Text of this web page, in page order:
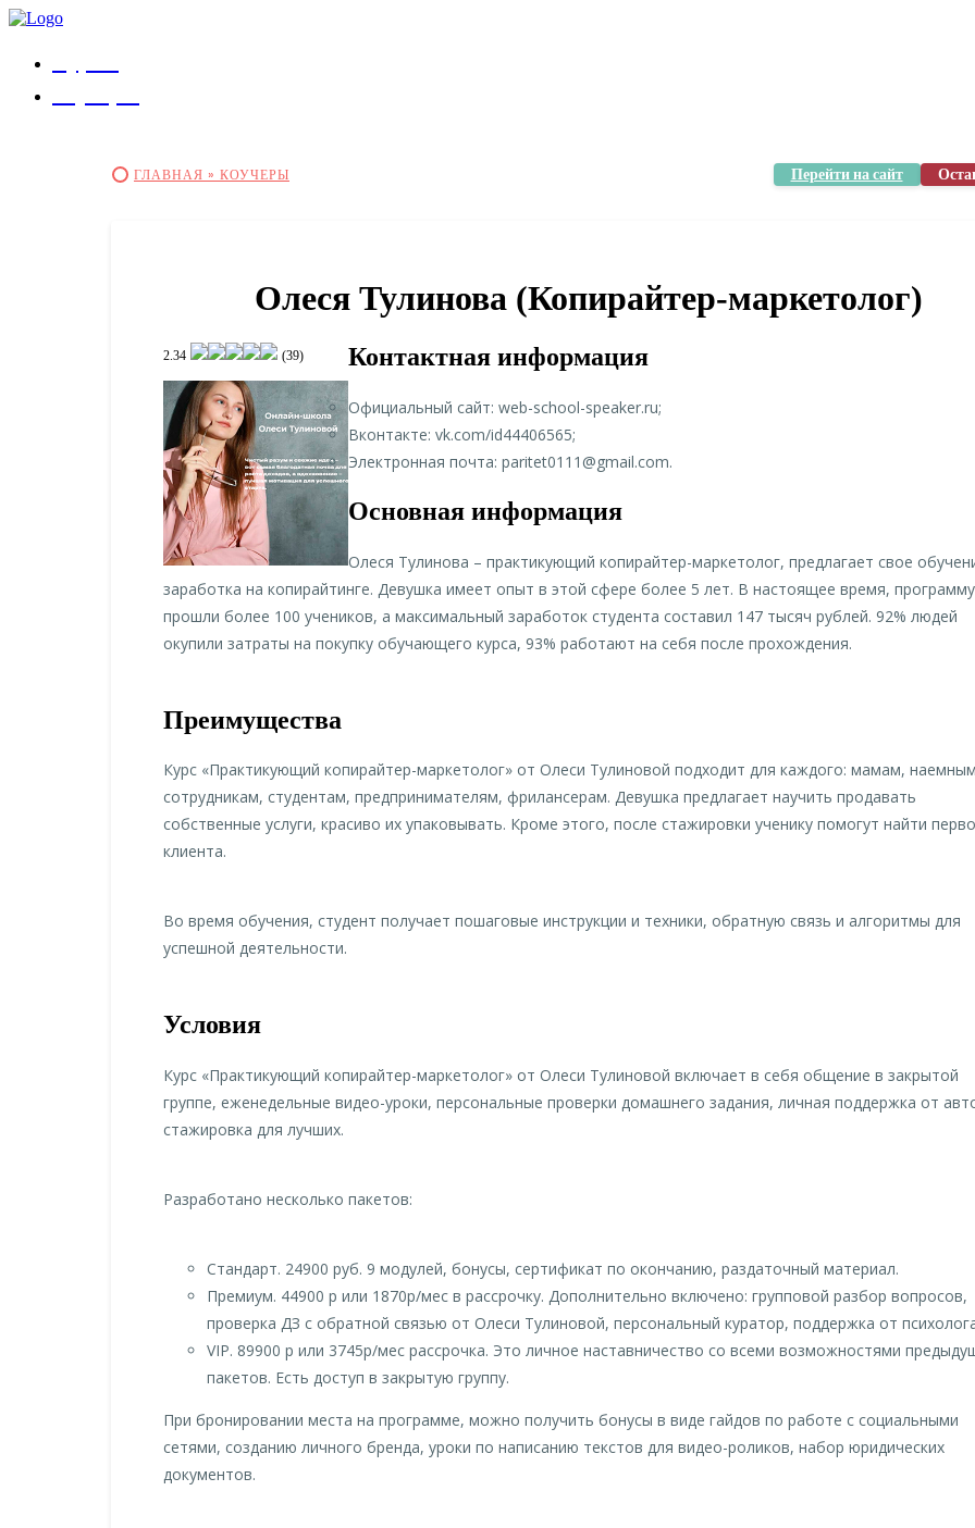
ГЛАВНАЯ » КОУЧЕРЫ Перейти на сайт
Олеся Тулинова (Копирайтер-маркетолог)
2.34 (39) Контактная информация
Официальный сайт: web-school-speaker.ru;
Вконтакте: vk.com/id44406565;
Электронная почта: paritet0111@gmail.com.
Основная информация
Олеся Тулинова – практикующий копирайтер-маркетолог, предлагает свое
заработка на копирайтинге. Девушка имеет опыт в этой сфере более 5 лет. В настоящее время, программу
прошли более 100 учеников, а максимальный заработок студента составил 147 тысяч рублей. 92% людей
окупили затраты на покупку обучающего курса, 93% работают на себя после прохождения.
Преимущества
Курс «Практикующий копирайтер-маркетолог» от Олеси Тулиновой подходит для каждого: мамам,
сотрудникам, студентам, предпринимателям, фрилансерам. Девушка предлагает научить продавать
собственные услуги, красиво их упаковывать. Кроме этого, после стажировки ученику помогут найти
клиента.
Во время обучения, студент получает пошаговые инструкции и техники, обратную связь и алгоритмы для
успешной деятельности.
Условия
Курс «Практикующий копирайтер-маркетолог» от Олеси Тулиновой включает в себя общение в закрытой
группе, еженедельные видео-уроки, персональные проверки домашнего задания, личная поддержка от
стажировка для лучших.
Разработано несколько пакетов:
Стандарт. 24900 руб. 9 модулей, бонусы, сертификат по окончанию, раздаточный материал.
Премиум. 44900 р или 1870р/мес в рассрочку. Дополнительно включено: групповой разбор вопросов,
проверка ДЗ с обратной связью от Олеси Тулиновой, персональный куратор, поддержка от
VIP. 89900 р или 3745р/мес рассрочка. Это личное наставничество со всеми возможностями
пакетов. Есть доступ в закрытую группу.
При бронировании места на программе, можно получить бонусы в виде гайдов по работе с социальными
сетями, созданию личного бренда, уроки по написанию текстов для видео-роликов, набор юридических
документов.